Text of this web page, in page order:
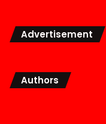
Advertisement
Authors